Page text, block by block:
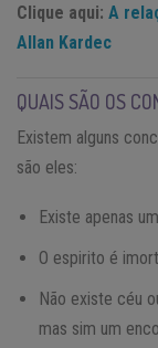
Clique aqui: A
Allan Kardec
QUAIS SÃO OS
Existem alguns
são eles:
Existe apenas
O espirito é
Não existe céu
mas sim um